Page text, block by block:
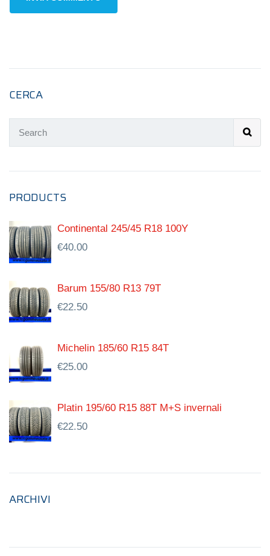
CERCA
PRODUCTS
Continental 245/45 R18 100Y
€40.00
Barum 155/80 R13 79T
€22.50
Michelin 185/60 R15 84T
€25.00
Platin 195/60 R15 88T M+S invernali
€22.50
ARCHIVI